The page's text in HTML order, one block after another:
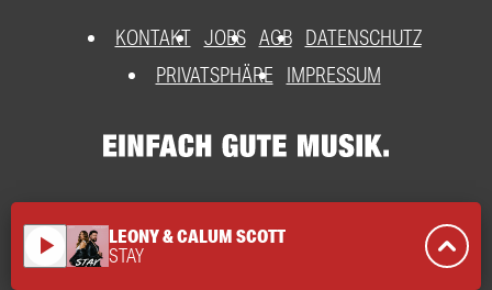
KONTAKT JOBS AGB DATENSCHUTZ
PRIVATSPHÄRE
IMPRESSUM
play_arrow LEONY & CALUM SCOTT
STAY